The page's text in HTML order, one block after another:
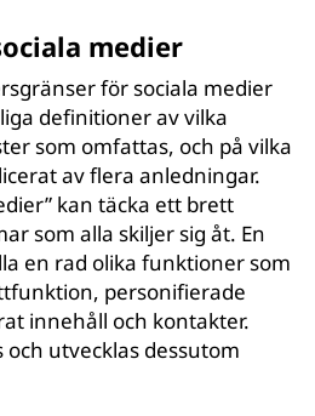
medier
för sociala medier
definitioner av vilka
som omfattas, och på vilka
av flera anledningar.
kan täcka ett brett
som alla skiljer sig åt. En
en rad olika funktioner som
personifierade
innehåll och kontakter.
utvecklas dessutom